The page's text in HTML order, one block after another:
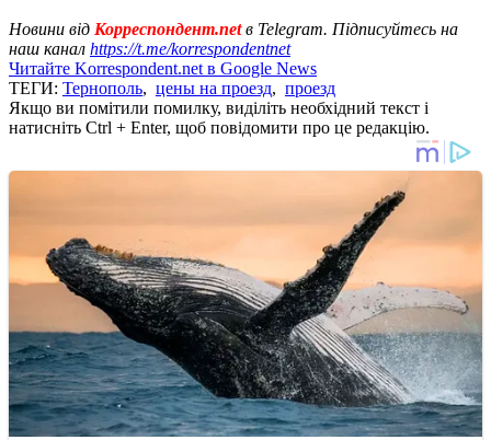
Новини від Корреспондент.netв Telegram. Підписуйтесь на
наш канал https://t.me/korrespondentnet
Читайте Korrespondent.net в Google News
ТЕГИ: Тернополь, цены на проезд, проезд
Якщо ви помітили помилку, виділіть необхідний текст і
натисніть Ctrl + Enter, щоб повідомити про це редакцію.